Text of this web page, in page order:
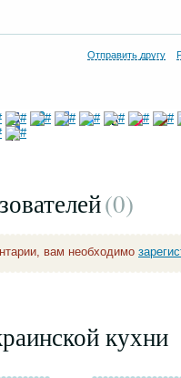
Отправить другу
(0)
вам необходимо
кухни